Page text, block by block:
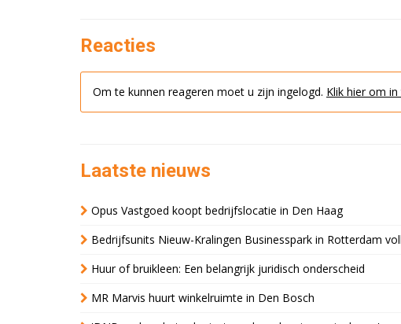
Reacties
Om te kunnen reageren moet u zijn ingelogd. Klik hier om
Laatste nieuws
Opus Vastgoed koopt bedrijfslocatie in Den Haag
Bedrijfsunits Nieuw-Kralingen Businesspark in Rotterdam
Huur of bruikleen: Een belangrijk juridisch onderscheid
MR Marvis huurt winkelruimte in Den Bosch